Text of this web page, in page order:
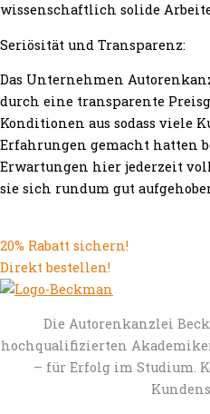
wissenschaftlich solide
Seriösität und Transparenz:
Das Unternehmen
durch eine transparente
Konditionen aus sodass viele
Erfahrungen gemacht hatten
Erwartungen hier jederzeit
sie sich rundum gut
20% Rabatt sichern!
Direkt bestellen!
Die Autorenkanzlei
hochqualifizierten
– für Erfolg im Studium.